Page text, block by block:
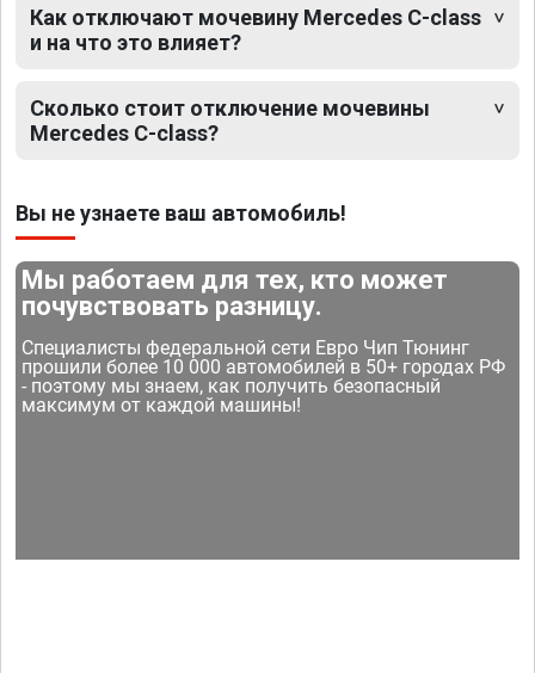
Как отключают мочевину Mercedes C-class
и на что это влияет?
Сколько стоит отключение мочевины
Mercedes C-class?
Вы не узнаете ваш автомобиль!
Мы работаем для тех, кто может
почувствовать разницу.
Специалисты федеральной сети Евро Чип Тюнинг
прошили более 10 000 автомобилей в 50+ городах РФ
- поэтому мы знаем, как получить безопасный
максимум от каждой машины!